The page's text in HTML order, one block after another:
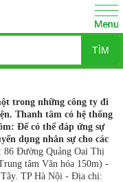
TÌM
trong những công ty đi
Thanh tâm có hệ thống
Để có thể đáp ứng sự
dụng nhân sự cho các
86 Đường Quảng Oai Thị
tâm Văn hóa 150m) -
TP Hà Nội - Địa chị: